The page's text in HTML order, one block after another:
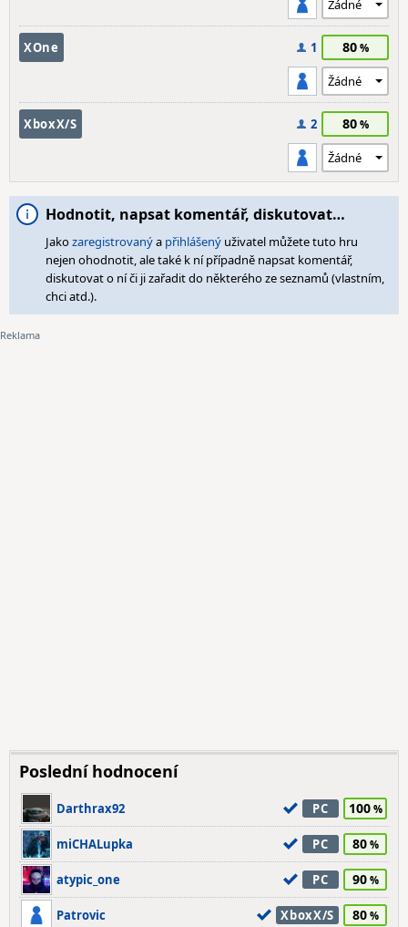
XOne 1 80
XboxX/S 2 80
Hodnotit, napsat komentář, diskutovat…
Jakozaregistrovanýa přihlášený uživatel můžete tuto hru
nejen ohodnotit, ale také k ní případně napsat komentář,
diskutovat o ní či ji zařadit do některého ze seznamů (vlastním,
chci atd.).
Poslední hodnocení
Darthrax92 PC 100
miCHALupka PC 80
atypic_one PC 90
Patrovic XboxX/S 80